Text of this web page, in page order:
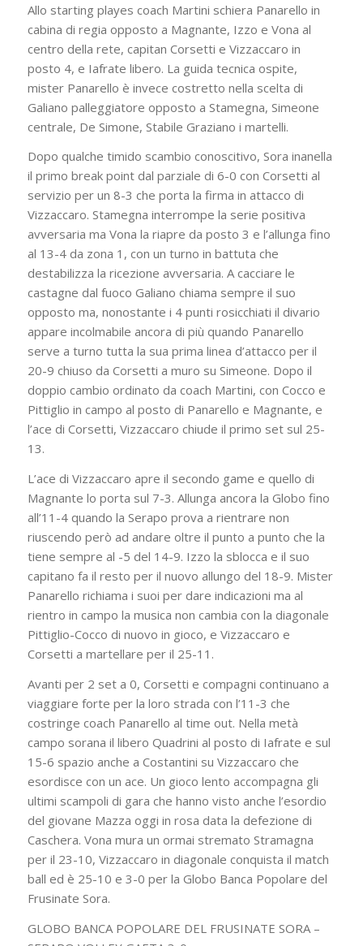
Allo starting playes coach Martini schiera Panarello in
cabina di regia opposto a Magnante, Izzo e Vona al
centro della rete, capitan Corsetti e Vizzaccaro in
posto 4, e Iafrate libero. La guida tecnica ospite,
mister Panarello è invece costretto nella scelta di
Galiano palleggiatore opposto a Stamegna, Simeone
centrale, De Simone, Stabile Graziano i martelli.
Dopo qualche timido scambio conoscitivo, Sora inanella
il primo break point dal parziale di 6-0 con Corsetti al
servizio per un 8-3 che porta la firma in attacco di
Vizzaccaro. Stamegna interrompe la serie positiva
avversaria ma Vona la riapre da posto 3 e l’allunga fino
al 13-4 da zona 1, con un turno in battuta che
destabilizza la ricezione avversaria. A cacciare le
castagne dal fuoco Galiano chiama sempre il suo
opposto ma, nonostante i 4 punti rosicchiati il divario
appare incolmabile ancora di più quando Panarello
serve a turno tutta la sua prima linea d’attacco per il
20-9 chiuso da Corsetti a muro su Simeone. Dopo il
doppio cambio ordinato da coach Martini, con Cocco e
Pittiglio in campo al posto di Panarello e Magnante, e
l’ace di Corsetti, Vizzaccaro chiude il primo set sul 25-
13.
L’ace di Vizzaccaro apre il secondo game e quello di
Magnante lo porta sul 7-3. Allunga ancora la Globo fino
all’11-4 quando la Serapo prova a rientrare non
riuscendo però ad andare oltre il punto a punto che la
tiene sempre al -5 del 14-9. Izzo la sblocca e il suo
capitano fa il resto per il nuovo allungo del 18-9. Mister
Panarello richiama i suoi per dare indicazioni ma al
rientro in campo la musica non cambia con la diagonale
Pittiglio-Cocco di nuovo in gioco, e Vizzaccaro e
Corsetti a martellare per il 25-11.
Avanti per 2 set a 0, Corsetti e compagni continuano a
viaggiare forte per la loro strada con l’11-3 che
costringe coach Panarello al time out. Nella metà
campo sorana il libero Quadrini al posto di Iafrate e sul
15-6 spazio anche a Costantini su Vizzaccaro che
esordisce con un ace. Un gioco lento accompagna gli
ultimi scampoli di gara che hanno visto anche l’esordio
del giovane Mazza oggi in rosa data la defezione di
Caschera. Vona mura un ormai stremato Stramagna
per il 23-10, Vizzaccaro in diagonale conquista il match
ball ed è 25-10 e 3-0 per la Globo Banca Popolare del
Frusinate Sora.
GLOBO BANCA POPOLARE DEL FRUSINATE SORA –